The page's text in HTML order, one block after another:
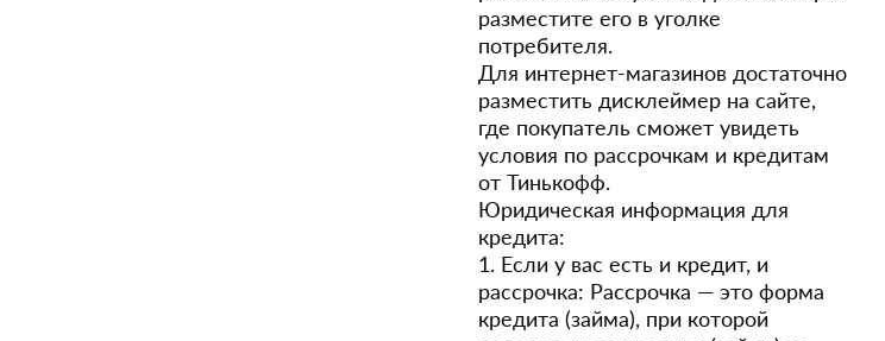
разместите его в уголке
потребителя.
Для интернет-магазинов достаточно
разместить дисклеймер на сайте,
где покупатель сможет увидеть
условия по рассрочкам и кредитам
от Тинькофф.
Юридическая информация для
кредита:
1. Если у вас есть и кредит, и
рассрочка: Рассрочка — это форма
кредита (займа), при которой